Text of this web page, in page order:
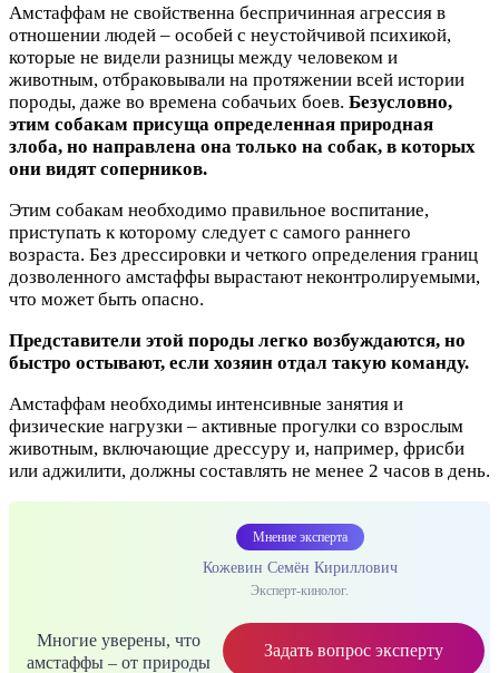
Амстаффам не свойственна беспричинная агрессия в
отношении людей – особей с неустойчивой психикой,
которые не видели разницы между человеком и
животным, отбраковывали на протяжении всей истории
породы, даже во времена собачьих боев. Безусловно,
этим собакам присуща определенная природная
злоба, но направлена она только на собак, в которых
они видят соперников.
Этим собакам необходимо правильное воспитание,
приступать к которому следует с самого раннего
возраста. Без дрессировки и четкого определения границ
дозволенного амстаффы вырастают неконтролируемыми,
что может быть опасно.
Представители этой породы легко возбуждаются, но
быстро остывают, если хозяин отдал такую команду.
Амстаффам необходимы интенсивные занятия и
физические нагрузки – активные прогулки со взрослым
животным, включающие дрессуру и, например, фрисби
или аджилити, должны составлять не менее 2 часов в день.
Мнение эксперта
Кожевин Семён Кириллович
Эксперт-кинолог.
Задать вопрос эксперту
Многие уверены, что
амстаффы – от природы